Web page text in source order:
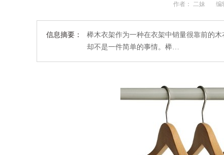
作者： 二妹 编
信息摘要：
榉木衣架作为一种在衣架中销量很靠前的
却不是一件简单的事情。榉…